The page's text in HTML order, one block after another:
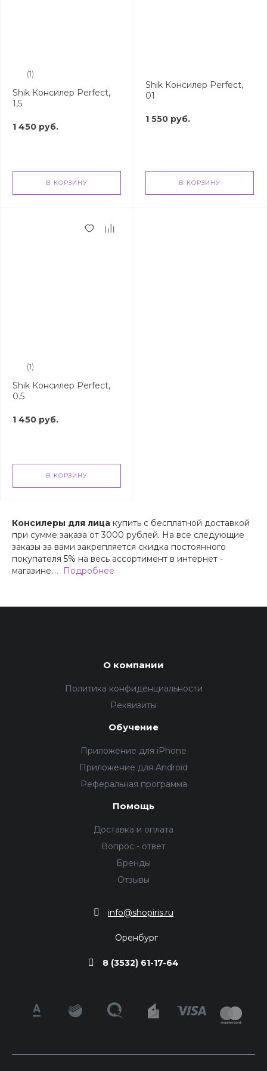
(1)
Shik Консилер Perfect,
1,5
1 450 руб.
В КОРЗИНУ
Shik Консилер Perfect,
01
1 550 руб.
В КОРЗИНУ
(1)
Shik Консилер Perfect,
0.5
1 450 руб.
В КОРЗИНУ
Консилеры для лица купить с бесплатной доставкой
при сумме заказа от 3000 рублей. На все следующие
заказы за вами закрепляется скидка постоянного
покупателя 5% на весь ассортимент в интернет -
магазине.… Подробнее
О компании
Политика конфиденциальности
Реквизиты
Обучение
Приложение для iPhone
Приложение для Android
Реферальная программа
Помощь
Доставка и оплата
Вопрос - ответ
Бренды
Отзывы
info@shopiris.ru
Оренбург
8 (3532) 61-17-64